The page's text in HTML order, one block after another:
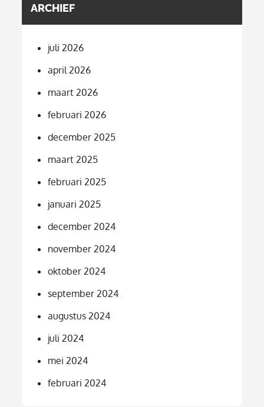
ARCHIEF
juli 2026
april 2026
maart 2026
februari 2026
december 2025
maart 2025
februari 2025
januari 2025
december 2024
november 2024
oktober 2024
september 2024
augustus 2024
juli 2024
mei 2024
februari 2024